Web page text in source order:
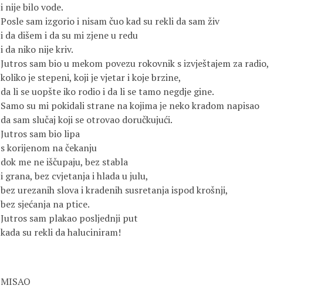
i nije bilo vode.
Posle sam izgorio i nisam čuo kad su rekli da sam živ
i da dišem i da su mi zjene u redu
i da niko nije kriv.
Jutros sam bio u mekom povezu rokovnik s izvještajem za radio,
koliko je stepeni, koji je vjetar i koje brzine,
da li se uopšte iko rodio i da li se tamo negdje gine.
Samo su mi pokidali strane na kojima je neko kradom napisao
da sam slučaj koji se otrovao doručkujući.
Jutros sam bio lipa
s korijenom na čekanju
dok me ne iščupaju, bez stabla
i grana, bez cvjetanja i hlada u julu,
bez urezanih slova i kradenih susretanja ispod krošnji,
bez sjećanja na ptice.
Jutros sam plakao posljednji put
kada su rekli da haluciniram!
MISAO